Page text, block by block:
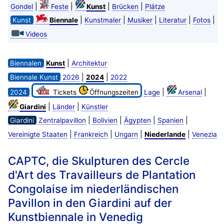
Gondel| Feste| Kunst| Brücken
Plätze
Kunst
Biennale| Kunstmaler| Musiker| Literatur| Fotos|
Videos
Biennalen Kunst| Architektur
Biennale Kunst
2026 2024|
2022
2024
Tickets Öffnungszeiten Lage| Arsenal|
Giardini Länder|
Künstler
Giardini Zentralpavillon Bolivien Ägypten Spanien
Vereinigte Staaten Frankreich Ungarn Niederlande| Venezia
CAPTC, die Skulpturen des Cercle
d'Art des Travailleurs de Plantation
Congolaise im niederländischen
Pavillon in den Giardini auf der
Kunstbiennale in Venedig